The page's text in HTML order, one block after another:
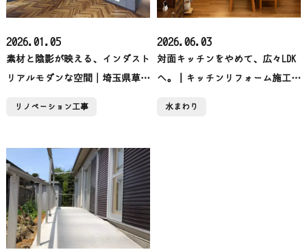
2026.01.05
素材と陰影が映える、インダスト
リアルモダンな空間│埼玉県草加
リノベーション工事
2026.06.03
対面キッチンをやめて、広々LDK
へ。｜キッチンリフォーム施工事
水まわり